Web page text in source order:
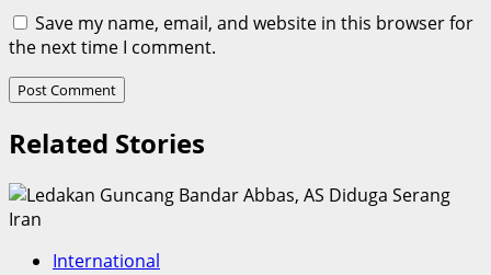
Save my name, email, and website in this browser for
the next time I comment.
Related Stories
International